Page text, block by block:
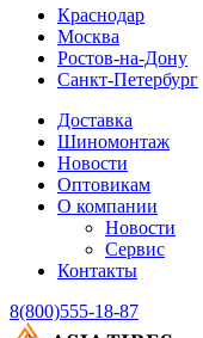
Краснодар
Москва
Ростов-на-Дону
Санкт-Петербург
Доставка
Шиномонтаж
Новости
Оптовикам
О компании
Новости
Сервис
Контакты
8(800)555-18-87